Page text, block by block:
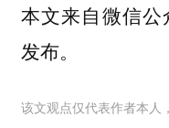
本文来自微信公
发布。
该文观点仅代表作者本人